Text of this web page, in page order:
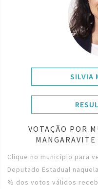
SILVIA
VOTAÇÃO POR
Clique no município para
Deputado Estadual
% dos votos válidos